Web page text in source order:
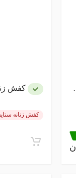
کفش
کفش زنانه